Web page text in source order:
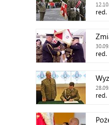
red.
red.
red.